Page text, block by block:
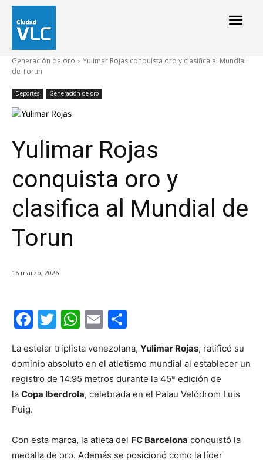
Generación de oro
Yulimar Rojas conquista oro y clasifica al Mundial
de Torun
Deportes Generación de oro
Yulimar Rojas
conquista oro y
clasifica al Mundial de
Torun
16 marzo, 2026
F
c
e
b
o
k
T
itt
er
W
at
s
A
p
E
ai
l
m
p
ar
La estelar triplista venezolana, Yulimar Rojas, ratificó su
dominio absoluto en el atletismo mundial al establecer un
registro de 14.95 metros durante la 45ª edición de
la Copa Iberdrola, celebrada en el Palau Velódrom Luis
Puig.
Con esta marca, la atleta del FC Barcelona conquistó la
medalla de oro. Además se posicionó como la líder